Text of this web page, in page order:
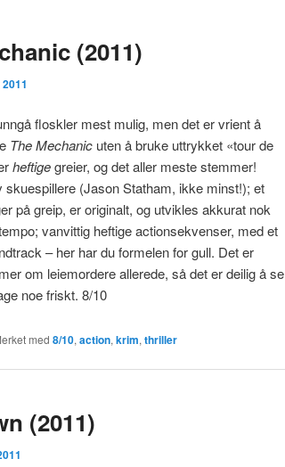
(2011)
floskler mest mulig, men det er vrient å
The Mechanic uten å bruke uttrykket «tour de
heftigegreier, og det aller meste stemmer!
skuespillere (Jason Statham, ikke minst!); et
på greip, er originalt, og utvikles akkurat nok
vanvittig heftige actionsekvenser, med et
– her har du formelen for gull. Det er
om leiemordere allerede, så det er deilig å se
noe friskt. 8/10
med 8/10, action, krim, thriller
(2011)